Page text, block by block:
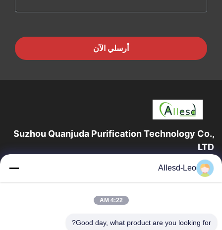
أرسلي الآن
Suzhou Quanjuda Purification Technology Co.,
LTD
16 عامًا من الخبرة ، بصفتنا مصنعًا ومصدرًا رائدًا لمنتجات البيئة والتنمية
المستدامة وغرف الأبحاث ، فإننا نقدم مجموعة كاملة من معدات
الصفحة الرئيسية
منتجات
Allesd-Leo
4:22 AM
Good day, what product are you looking for?